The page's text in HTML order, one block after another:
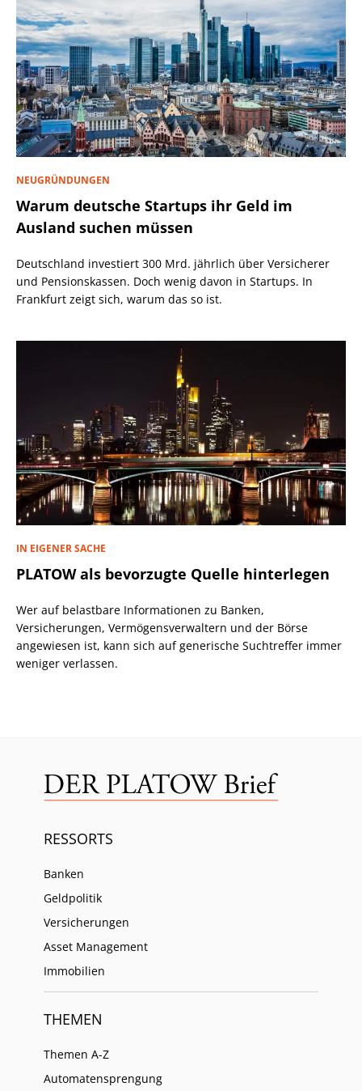
NEUGRÜNDUNGEN
Warum deutsche Startups ihr Geld im
Ausland suchen müssen
Deutschland investiert 300 Mrd. jährlich über Versicherer
und Pensionskassen. Doch wenig davon in Startups. In
Frankfurt zeigt sich, warum das so ist.
IN EIGENER SACHE
PLATOW als bevorzugte Quelle hinterlegen
Wer auf belastbare Informationen zu Banken,
Versicherungen, Vermögensverwaltern und der Börse
angewiesen ist, kann sich auf generische Suchtreffer immer
weniger verlassen.
RESSORTS
Banken
Geldpolitik
Versicherungen
Asset Management
Immobilien
THEMEN
Themen A-Z
Automatensprengung